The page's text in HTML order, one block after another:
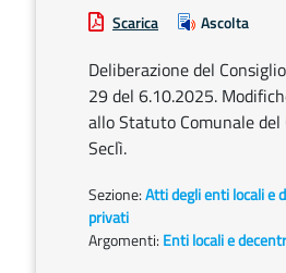
Scarica Ascolta
Deliberazione del
29 del 6.10.2025.
allo Statuto Comunale del
Seclì.
Sezione:Atti degli enti locali e
privati
Argomenti: Enti locali e